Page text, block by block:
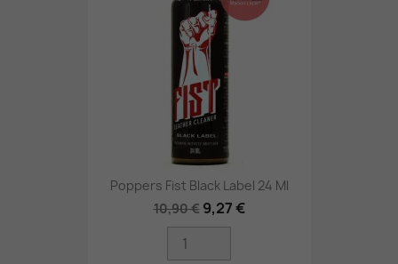
Poppers Fist Black Label 24 Ml
10,90 € 9,27 €